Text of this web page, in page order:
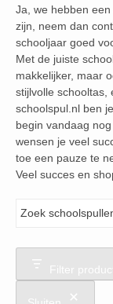
Ja, we hebben
zijn, neem dan
schooljaar goed
Met de juiste
makkelijker, maar
stijlvolle schooltas,
schoolspul.nl ben
begin vandaag
wensen je veel
toe een pauze te
Veel succes en
Filter